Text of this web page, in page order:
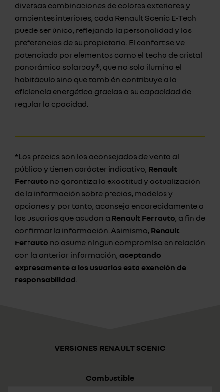
diversas combinaciones de colores exteriores y
ambientes interiores, cada Renault Scenic E-Tech
puede ser único, reflejando la personalidad y las
preferencias de su propietario. El confort se ve
potenciado por elementos como el techo de cristal
panorámico solarbay®, que no solo ilumina el
habitáculo sino que también contribuye a la
eficiencia energética gracias a su capacidad de
regular la opacidad.
*Los precios son los aconsejados de venta al
público y tienen carácter indicativo, Renault
Ferrauto no garantiza la exactitud y actualización
de la información sobre precios, modelos y
opciones y, por tanto, aconseja encarecidamente a
los usuarios que acudan a Renault Ferrauto, a fin de
confirmar la información. Asimismo, Renault
Ferrauto no asume ningun compromiso en relación
con la anterior información, aceptando
expresamente a los usuarios esta exención de
responsabilidad.
VERSIONES RENAULT SCENIC
Combustible